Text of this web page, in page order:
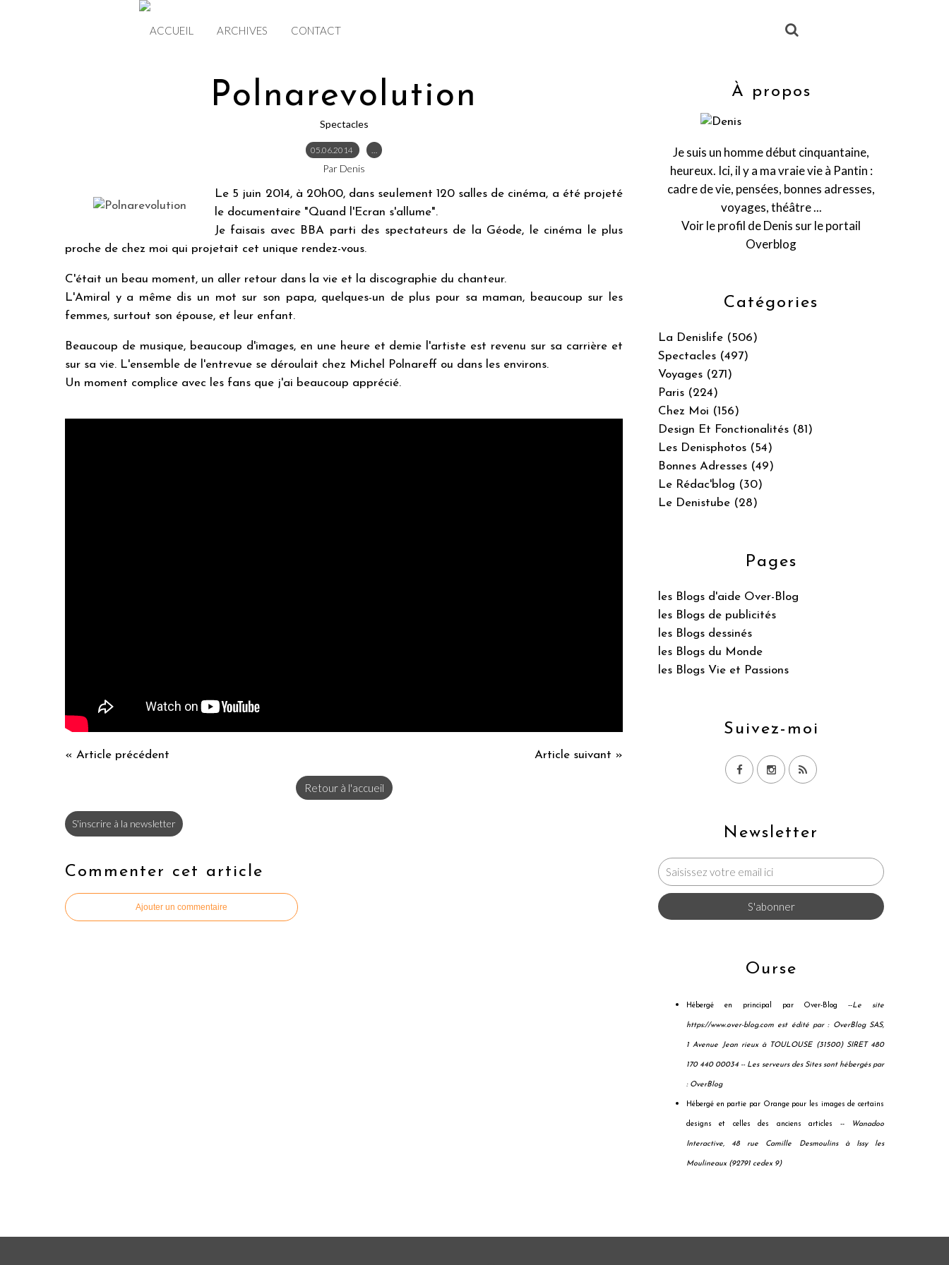
ACCUEIL ARCHIVES CONTACT
Polnarevolution
Spectacles
05.06.2014 …
Par Denis
Le 5 juin 2014, à 20h00, dans seulement 120 salles de cinéma, a été projeté
le documentaire "Quand l'Ecran s'allume".
Je faisais avec BBA parti des spectateurs de la Géode, le cinéma le plus
proche de chez moi qui projetait cet unique rendez-vous.
C'était un beau moment, un aller retour dans la vie et la discographie du chanteur.
L'Amiral y a même dis un mot sur son papa, quelques-un de plus pour sa maman, beaucoup sur les
femmes, surtout son épouse, et leur enfant.
Beaucoup de musique, beaucoup d'images, en une heure et demie l'artiste est revenu sur sa carrière et
sur sa vie. L'ensemble de l'entrevue se déroulait chez Michel Polnareff ou dans les environs.
Un moment complice avec les fans que j'ai beaucoup apprécié.
« Article précédent Article suivant »
Retour à l'accueil
S'inscrire à la newsletter
Commenter cet article
Ajouter un commentaire
Newsletter
Catégories
La Denislife (506)
Spectacles (497)
Voyages (271)
Paris (224)
Chez Moi (156)
Design Et Fonctionalités (81)
Les Denisphotos (54)
Bonnes Adresses (49)
Le Rédac'blog (30)
Le Denistube (28)
Pages
les Blogs d'aide Over-Blog
les Blogs de publicités
les Blogs dessinés
les Blogs du Monde
les Blogs Vie et Passions
Suivez-moi
À propos
Je suis un homme début cinquantaine,
heureux. Ici, il y a ma vraie vie à Pantin :
cadre de vie, pensées, bonnes adresses,
voyages, théâtre ...
Voir le profil deDenis sur le portail
Overblog
Ourse
Hébergé en principal par Over-Blog --Le site
https://www.over-blog.com est édité par : OverBlog SAS,
1 Avenue Jean rieux à TOULOUSE (31500) SIRET 480
170 440 00034 -- Les serveurs des Sites sont hébergés par
: OverBlog
Hébergé en partie par Orange pour les images de certains
designs et celles des anciens articles -- Wanadoo
Interactive, 48 rue Camille Desmoulins à Issy les
Moulineaux (92791 cedex 9)